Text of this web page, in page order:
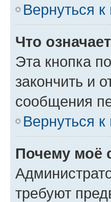
Вернуться к
Что
Эта кнопка
закончить и
сообщения
Вернуться к
Почему моё
требуют